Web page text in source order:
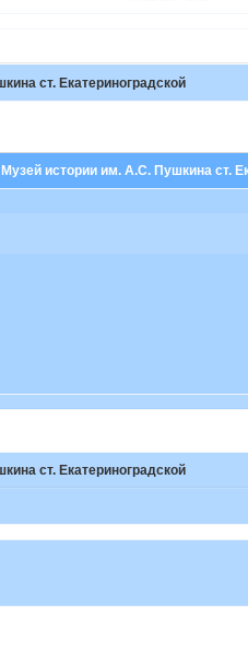
ст. Екатериноградской
Музей истории им. А.С. Пушкина ст.
ст. Екатериноградской